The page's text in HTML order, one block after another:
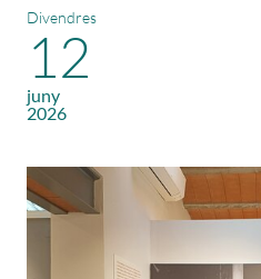
Divendres
12
juny
2026